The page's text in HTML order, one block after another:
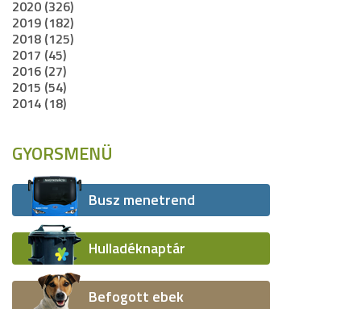
2020 (326)
2019 (182)
2018 (125)
2017 (45)
2016 (27)
2015 (54)
2014 (18)
GYORSMENÜ
Busz menetrend
Hulladéknaptár
Befogott ebek